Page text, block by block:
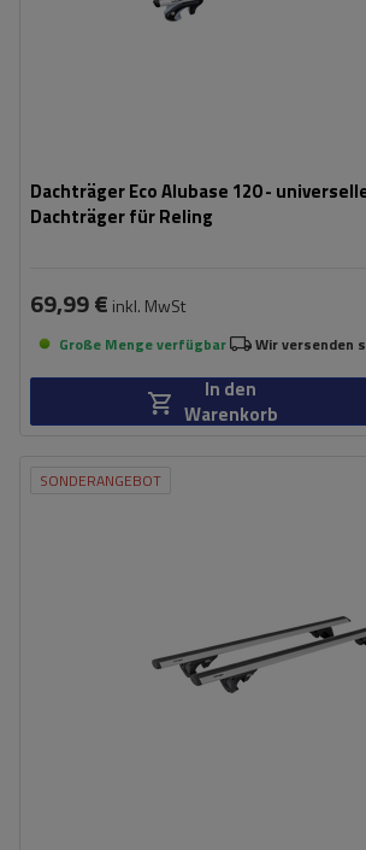
Dachträger Eco Alubase 120 -
Dachträger für Reling
69,99 € inkl. MwSt
Große Menge verfügbar Wir versenden
In den
Warenkorb
SONDERANGEBOT